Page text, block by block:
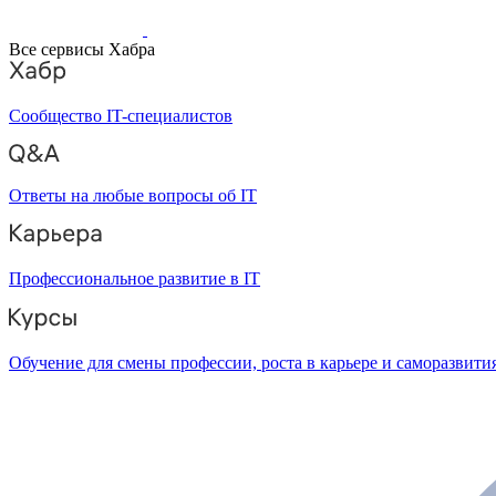
Все сервисы Хабра
Сообщество IT-специалистов
Ответы на любые вопросы об IT
Профессиональное развитие в IT
Обучение для смены профессии, роста в карьере и